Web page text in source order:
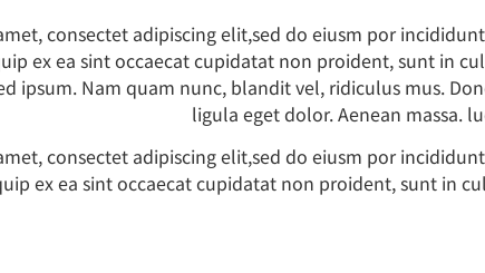
consectet adipiscing elit,sed do eiusm por
ex ea sint occaecat cupidatat non proident, sunt in
ipsum. Nam quam nunc, blandit vel, ridiculus mus.
ligula eget dolor. Aenean massa.
consectet adipiscing elit,sed do eiusm por
ex ea sint occaecat cupidatat non proident, sunt in